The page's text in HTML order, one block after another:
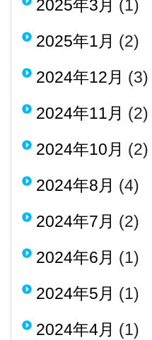
2025年3月 (1)
2025年1月 (2)
2024年12月 (3)
2024年11月 (2)
2024年10月 (2)
2024年8月 (4)
2024年7月 (2)
2024年6月 (1)
2024年5月 (1)
2024年4月 (1)